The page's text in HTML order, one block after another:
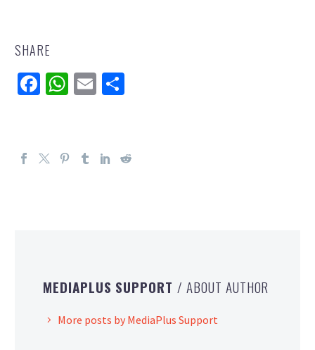
SHARE
Facebook
WhatsApp
Email
MEDIAPLUS SUPPORT / ABOUT AUTHOR
More posts by MediaPlus Support